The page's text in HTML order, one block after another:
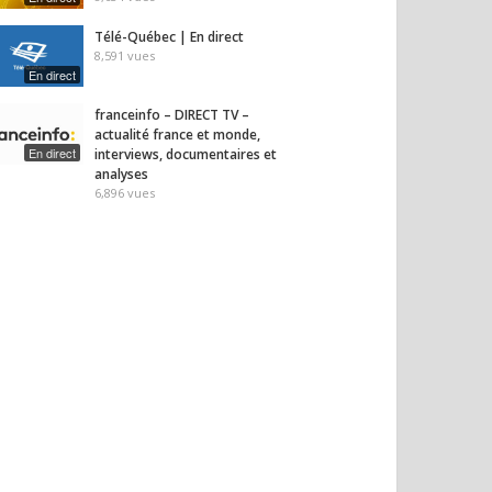
En direct
Télé-Québec | En direct
8,591 vues
En direct
franceinfo – DIRECT TV –
actualité france et monde,
interviews, documentaires et
analyses
6,896 vues